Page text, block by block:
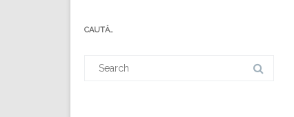
mail:
CAUTĂ…